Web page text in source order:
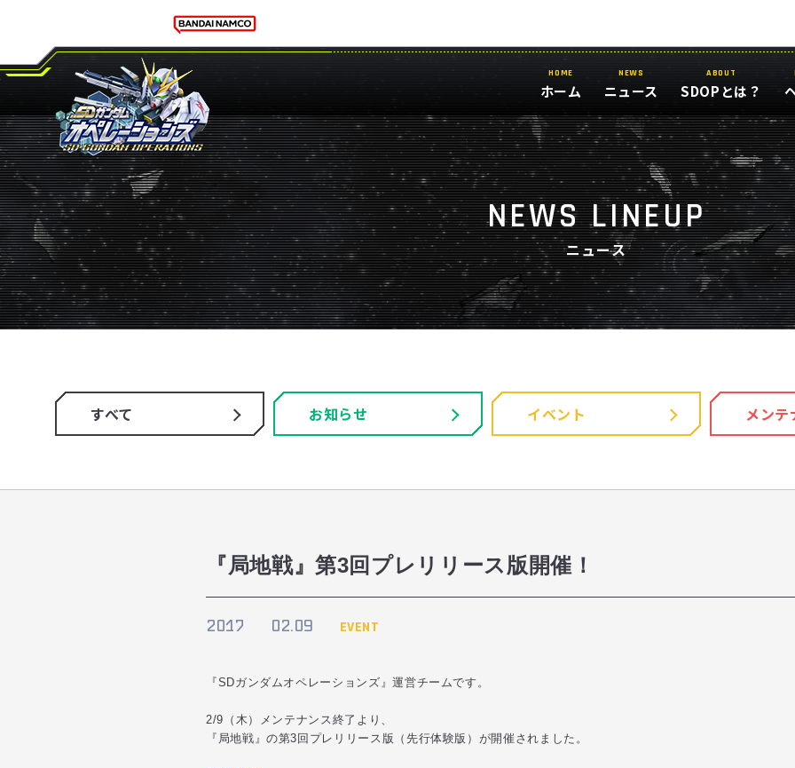
HOME
ホーム
NEWS
ニュース
ABOUT
SDOPとは？
NEWS LINEUP
ニュース
すべて お知らせ イベント メンテ
『局地戦』第3回プレリリース版開催！
2017 02.09 EVENT
『SDガンダムオペレーションズ』運営チームです。
2/9（木）メンテナンス終了より、
『局地戦』の第3回プレリリース版（先行体験版）が開催されました。